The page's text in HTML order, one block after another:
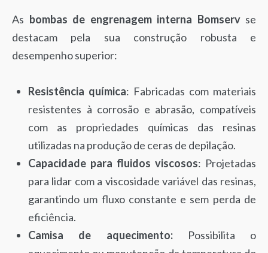
As bombas de engrenagem interna Bomservse
destacam pela sua construção robusta e
desempenho superior:
Resistência química: Fabricadas com materiais
resistentes à corrosão e abrasão, compatíveis
com as propriedades químicas das resinas
utilizadas na produção de ceras de depilação.
Capacidade para fluidos viscosos: Projetadas
para lidar com a viscosidade variável das resinas,
garantindo um fluxo constante e sem perda de
eficiência.
Camisa de aquecimento:Possibilita o